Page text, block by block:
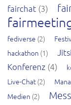
fairchat (3)
fediverse (2)
hackathon (1)
Konferenz (4)
Live-Chat(2)
Medien (2)